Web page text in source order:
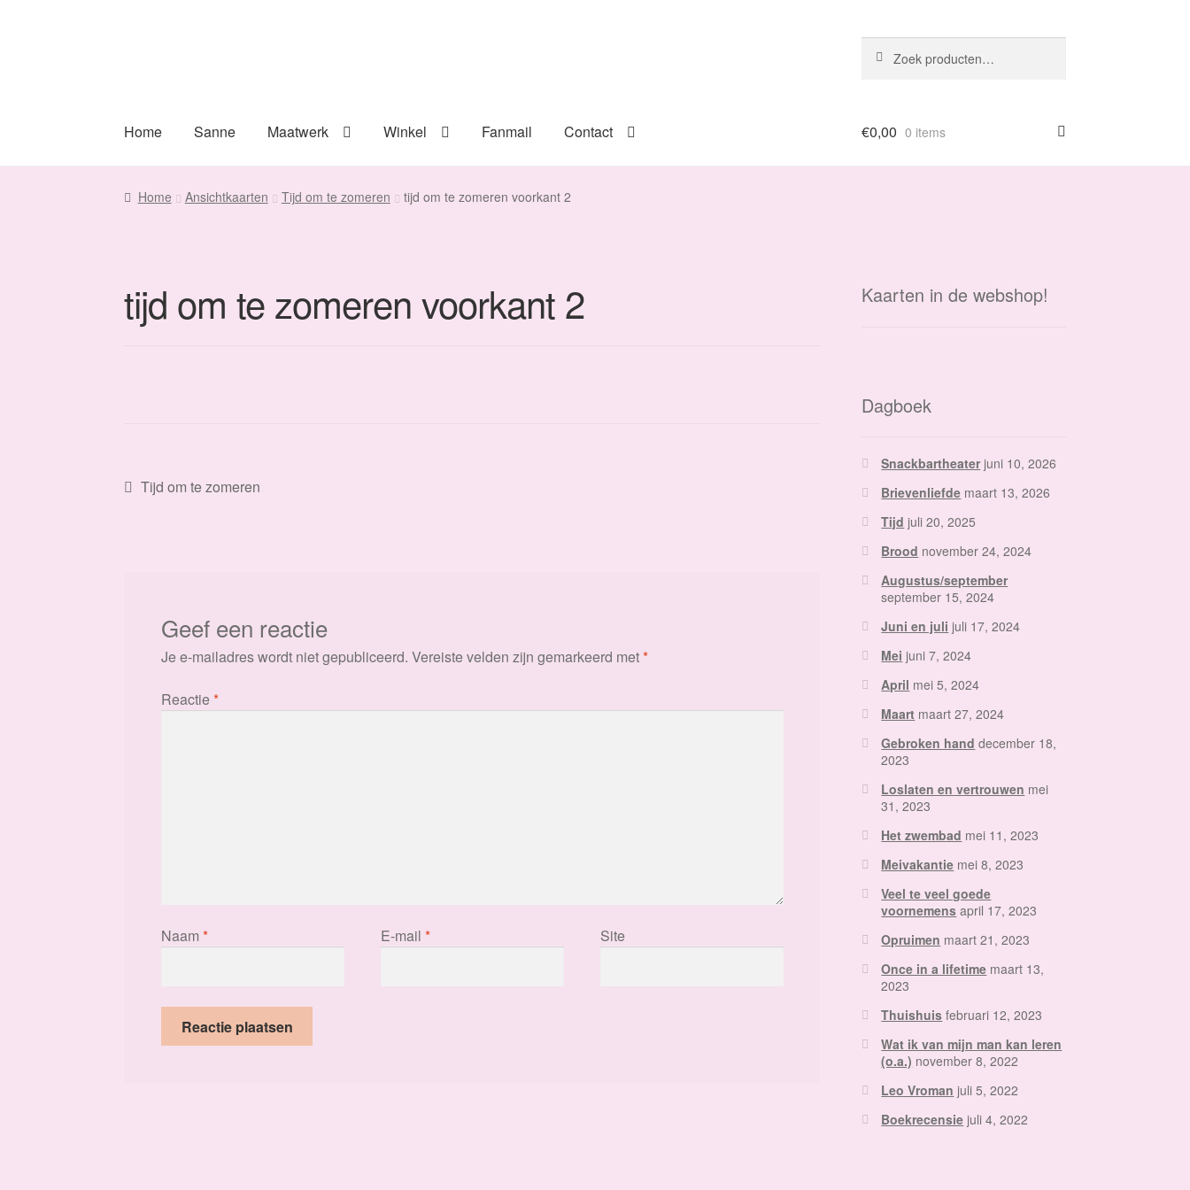
naar:
Home Sanne Maatwerk Winkel Fanmail Contact €0,00 0 items
Home Ansichtkaarten Tijd om te zomeren tijd om te zomeren voorkant 2
tijd om te zomeren voorkant 2
Bericht
Vorig
Tijd om te zomeren
Geef een reactie
Je e-mailadres wordt niet gepubliceerd. Vereiste velden zijn gemarkeerd met*
Reactie*
Naam * E-mail * Site
Kaarten in de webshop!
Dagboek
Snackbartheater juni 10, 2026
Brievenliefde maart 13, 2026
Tijd juli 20, 2025
Brood november 24, 2024
Augustus/september
september 15, 2024
Juni en juli juli 17, 2024
Mei juni 7, 2024
April mei 5, 2024
Maart maart 27, 2024
Gebroken hand december 18,
2023
Loslaten en vertrouwen mei
31, 2023
Het zwembad mei 11, 2023
Meivakantie mei 8, 2023
Veel te veel goede
voornemens april 17, 2023
Opruimen maart 21, 2023
Once in a lifetime maart 13,
2023
Thuishuis februari 12, 2023
Wat ik van mijn man kan leren
(o.a.) november 8, 2022
Leo Vroman juli 5, 2022
Boekrecensie juli 4, 2022